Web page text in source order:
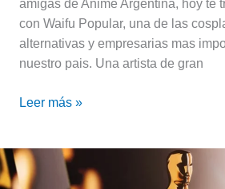
amigas de Anime Argentina, hoy te
con Waifu Popular, una de las
alternativas y empresarias mas
nuestro pais. Una artista de gran
Leer más »
Conocé
las